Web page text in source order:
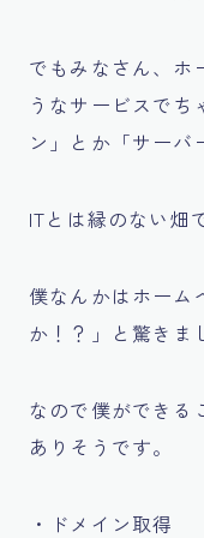
でもみなさん、ホ
うなサービスで
ン」とか「サー
ITとは縁のない畑
僕なんかはホーム
か！？」と驚きま
なので僕ができる
ありそうです。
・ドメイン取得